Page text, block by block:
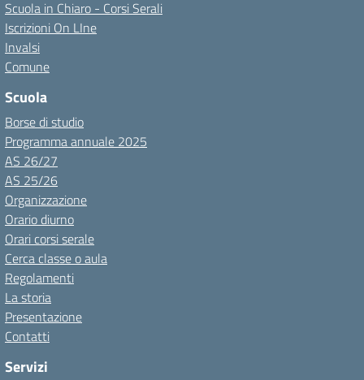
Scuola in Chiaro - Corsi Serali
Iscrizioni On LIne
Invalsi
Comune
Scuola
Borse di studio
Programma annuale 2025
AS 26/27
AS 25/26
Organizzazione
Orario diurno
Orari corsi serale
Cerca classe o aula
Regolamenti
La storia
Presentazione
Contatti
Servizi